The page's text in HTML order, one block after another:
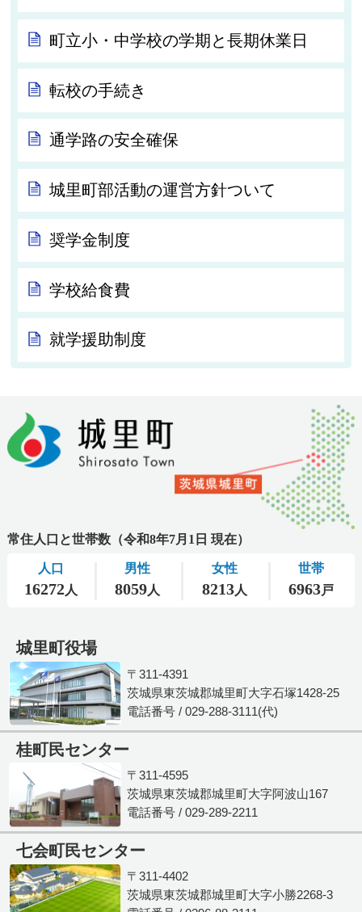
町立小・中学校の学期と長期休業日
転校の手続き
通学路の安全確保
城里町部活動の運営方針ついて
奨学金制度
学校給食費
就学援助制度
城里町役場
〒311-4391
茨城県東茨城郡城里町大字石塚1428-25
電話番号 / 029-288-3111(代)
桂町民センター
〒311-4595
茨城県東茨城郡城里町大字阿波山167
電話番号 / 029-289-2211
七会町民センター
〒311-4402
茨城県東茨城郡城里町大字小勝2268-3